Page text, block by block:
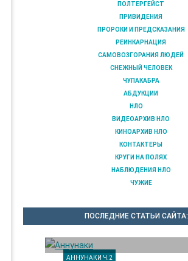
ПОЛТЕРГЕЙСТ
ПРИВИДЕНИЯ
ПРОРОКИ И ПРЕДСКАЗАНИЯ
РЕИНКАРНАЦИЯ
САМОВОЗГОРАНИЯ ЛЮДЕЙ
СНЕЖНЫЙ ЧЕЛОВЕК
ЧУПАКАБРА
АБДУКЦИИ
НЛО
ВИДЕОАРХИВ НЛО
КИНОАРХИВ НЛО
КОНТАКТЕРЫ
КРУГИ НА ПОЛЯХ
НАБЛЮДЕНИЯ НЛО
ЧУЖИЕ
ПОСЛЕДНИЕ СТАТЬИ САЙТА:
АННУНАКИ Ч.2